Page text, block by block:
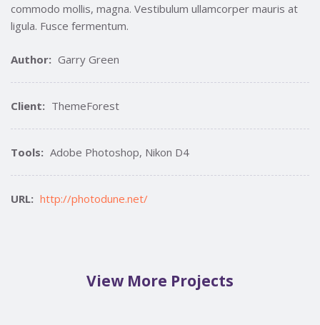
commodo mollis, magna. Vestibulum ullamcorper mauris at
ligula. Fusce fermentum.
Author: Garry Green
Client: ThemeForest
Tools: Adobe Photoshop, Nikon D4
URL: http://photodune.net/
View More Projects